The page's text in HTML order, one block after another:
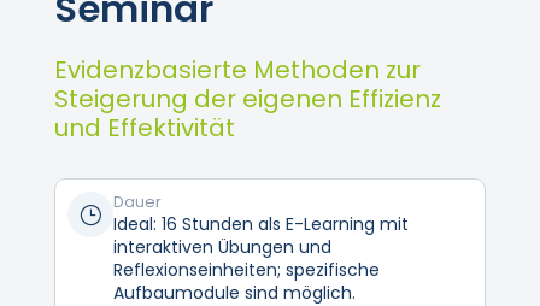
Evidenzbasierte Methoden zur
Steigerung der eigenen Effizienz
und Effektivität
}
Dauer
Ideal: 16 Stunden als E-Learning mit
interaktiven Übungen und
Reflexionseinheiten; spezifische
Aufbaumodule sind möglich.